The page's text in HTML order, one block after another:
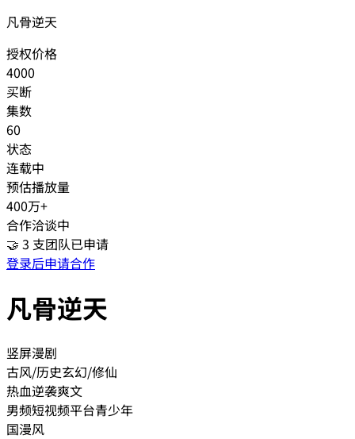
凡骨逆天
授权价格
4000
买断
集数
60
状态
连载中
预估播放量
400万+
合作洽谈中
🤝 3 支团队已申请
登录后申请合作
凡骨逆天
竖屏漫剧
古风/历史玄幻/修仙
热血逆袭爽文
男频短视频平台青少年
国漫风